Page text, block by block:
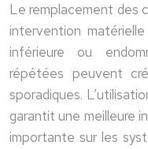
Le remplacement des
intervention
inférieure ou
répétées peuvent
sporadiques.
garantit une meilleure
importante sur les